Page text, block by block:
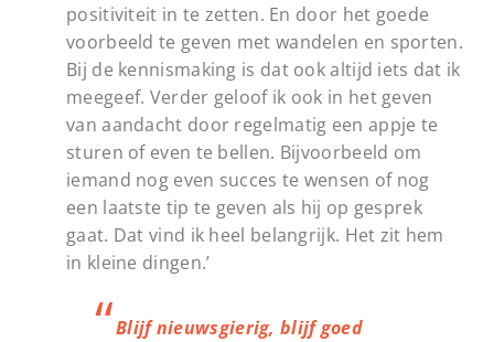
positiviteit in te zetten. En door het goede
voorbeeld te geven met wandelen en sporten.
Bij de kennismaking is dat ook altijd iets dat ik
meegeef. Verder geloof ik ook in het geven
van aandacht door regelmatig een appje te
sturen of even te bellen. Bijvoorbeeld om
iemand nog even succes te wensen of nog
een laatste tip te geven als hij op gesprek
gaat. Dat vind ik heel belangrijk. Het zit hem
in kleine dingen.’
Blijf nieuwsgierig, blijf goed